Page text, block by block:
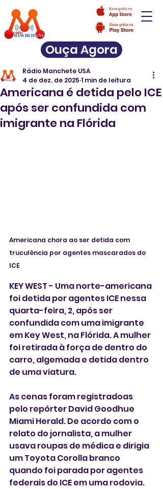
Ouça Agora
Americana é detida pelo ICE
após ser confundida com
imigrante na Flórida
Rádio Manchete USA
4 de dez. de 2025 1 min de leitura
Americana chora ao ser detida com
truculência por agentes mascarados do
ICE
KEY WEST - Uma norte-americana
foi detida por agentes ICE nessa
quarta-feira, 2, após ser
confundida com uma imigrante
em Key West, na Flórida. A mulher
foi retirada à força de dentro do
carro, algemada e detida dentro
de uma viatura.
As cenas foram registradoas
pelo repórter David Goodhue
Miami Herald. De acordo com o
relato do jornalista, a mulher
usava roupas de médica e dirigia
um Toyota Corolla branco
quando foi parada por agentes
federais do ICE em uma rodovia.